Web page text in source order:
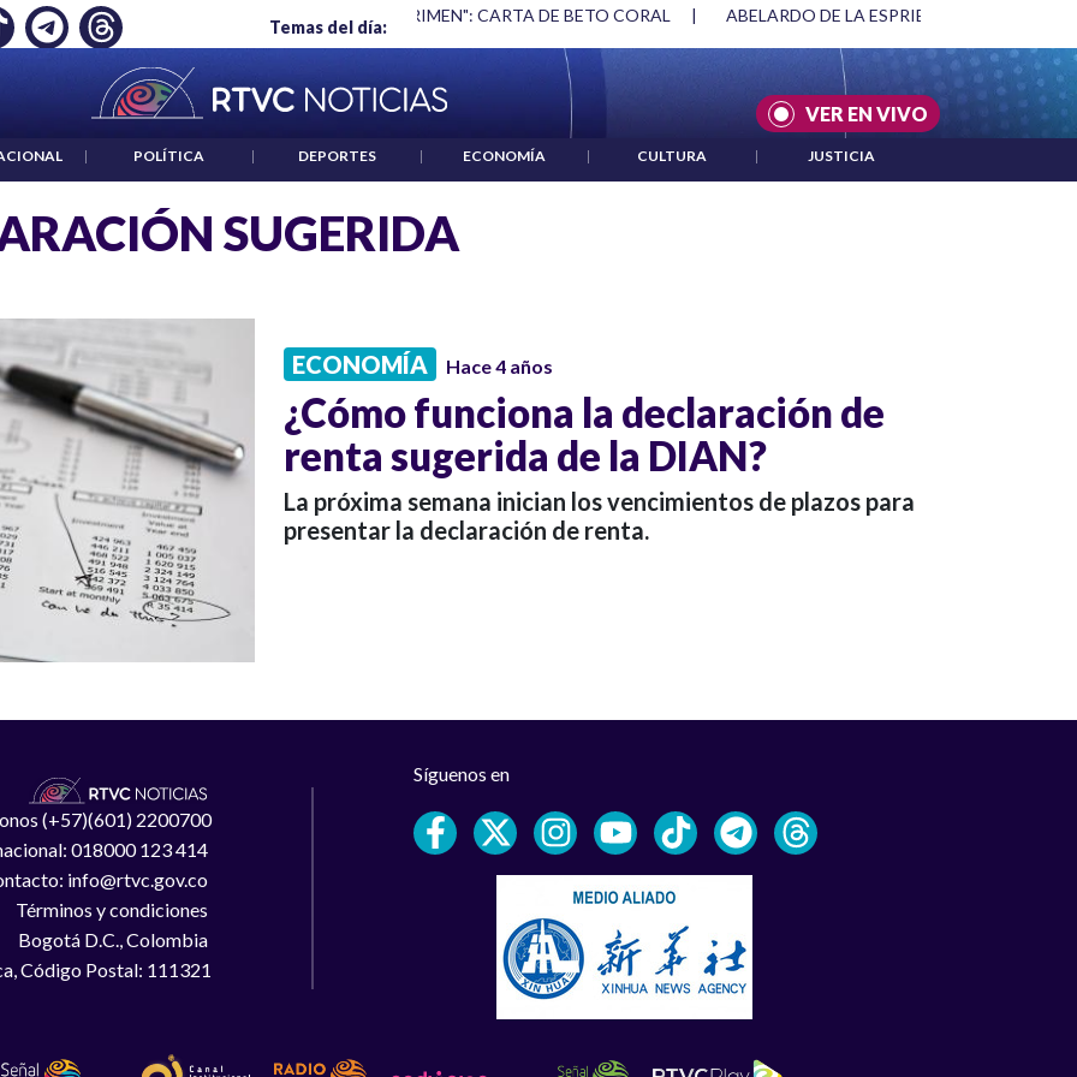
Temas del día:
EMPLEO: JP MORGAN "HABLAR NO ES UN CRIMEN": CARTA DE BETO CORAL | ABELARDO DE LA ESPRIELLA Y DMG
VER EN VIVO
| POLÍTICA | DEPORTES | ECONOMÍA | CULTURA | JUSTICIA
SUGERIDA
ECONOMÍA Hace 4 años
¿Cómo funciona la declaración de
renta sugerida de la DIAN?
La próxima semana inician los vencimientos de plazos para
presentar la declaración de renta.
(+57)(601) 2200700
018000 123 414
info@rtvc.gov.co
Términos y condiciones
Bogotá D.C., Colombia
Código Postal: 111321
Síguenos en